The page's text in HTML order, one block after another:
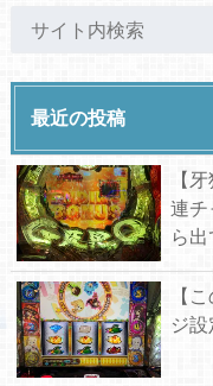
最近の投稿
【
連チ
ら
【
ジ